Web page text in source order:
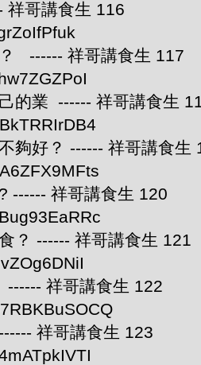
祥哥講食生 116
------ 祥哥講食生 117
的業 ------ 祥哥講食生
夠好？ ------ 祥哥講食生
------ 祥哥講食生 120
？ ------ 祥哥講食生 121
祥哥講食生 122
祥哥講食生 123